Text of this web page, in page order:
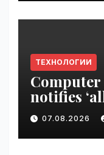
ТЕХНОЛОГИИ
notifies
data
07.08.2026